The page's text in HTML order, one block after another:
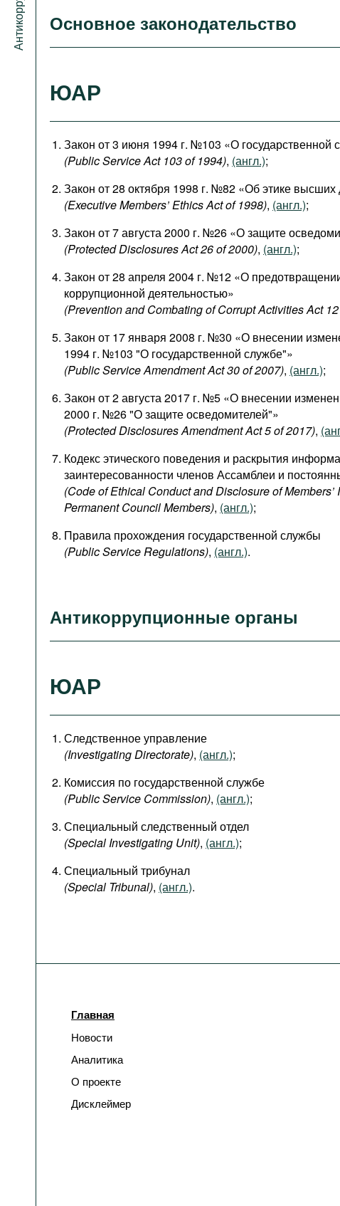
Основное законодательство
ЮАР
Закон от 3 июня 1994 г. №103 «О государственной
(Public Service Act 103 of 1994), (англ.);
Закон от 28 октября 1998 г. №82 «Об этике
(Executive Members’ Ethics Act of 1998), (англ.);
Закон от 7 августа 2000 г. №26 «О защите
(Protected Disclosures Act 26 of 2000), (англ.);
Закон от 28 апреля 2004 г. №12 «О
коррупционной деятельностью»
(Prevention and Combating of Corrupt Activities Act
Закон от 17 января 2008 г. №30 «О внесении
1994 г. №103 "О государственной службе"»
(Public Service Amendment Act 30 of 2007), (англ.);
Закон от 2 августа 2017 г. №5 «О внесении
2000 г. №26 "О защите осведомителей"»
(Protected Disclosures Amendment Act 5 of 2017),
Кодекс этического поведения и раскрытия
заинтересованности членов Ассамблеи и
(Code of Ethical Conduct and Disclosure of
Permanent Council Members), (англ.);
Правила прохождения государственной службы
(Public Service Regulations), (англ.).
Антикоррупционные органы
ЮАР
Следственное управление
(Investigating Directorate), (англ.);
Комиссия по государственной службе
(Public Service Commission), (англ.);
Специальный следственный отдел
(Special Investigating Unit), (англ.);
Специальный трибунал
(Special Tribunal), (англ.).
Главная
Новости
Аналитика
О проекте
Дисклеймер